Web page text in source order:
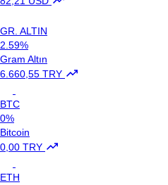
GR. ALTIN
2.59%
Gram Altın
6.660,55 TRY
BTC
0%
Bitcoin
0,00 TRY
ETH